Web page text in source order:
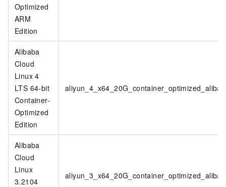
Optimized
ARM
Edition
Alibaba
Cloud
Linux 4
LTS 64-bit
Container-
Optimized
Edition
Alibaba
Cloud
Linux
3.2104